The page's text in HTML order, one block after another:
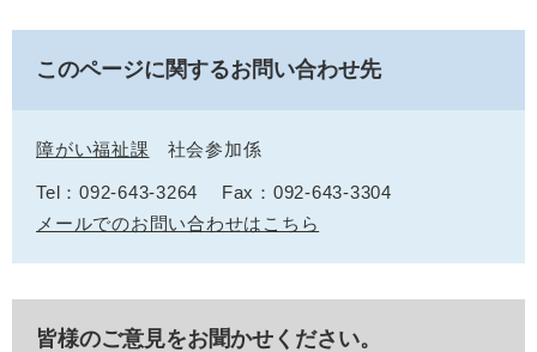
このページに関するお問い合わせ先
障がい福祉課 社会参加係
Tel：092-643-3264
Fax：092-643-3304
メールでのお問い合わせはこちら
皆様のご意見をお聞かせください。